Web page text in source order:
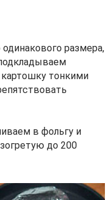
размера,
тонкими
в фольгу и
до 200